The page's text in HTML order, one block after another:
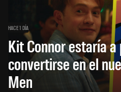
HACE 1 DÍA
Kit Connor estaría a
convertirse en el
Men